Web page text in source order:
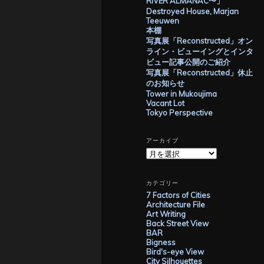
Destroyed House, Marjan
Teeuwen
本棚
写真展「Reconstructed」オン
ライン・ビューイングとインタ
ビュー記事公開のご紹介
写真展「Reconstructed」休止
のお知らせ
Tower in Mukoujima
Vacant Lot
Tokyo Perspective
アーカイブ
ア
ー
イ
ブ
カテゴリー
7 Factors of Cities
Architecture File
Art Writing
Back Street View
BAR
Bigness
Bird's-eye View
City Silhouettes